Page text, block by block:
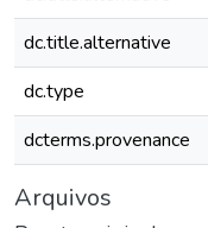
dc.title.alternative
dc.type
dcterms.provenance
Arquivos